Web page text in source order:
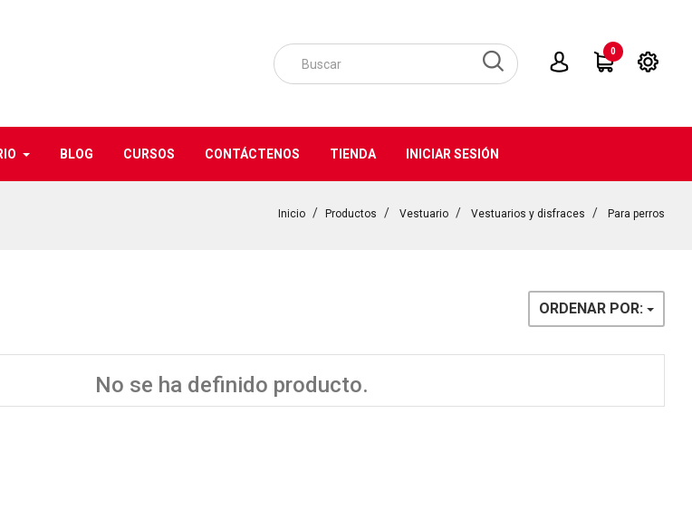
0
BLOG CURSOS CONTÁCTENOS TIENDA INICIAR SESIÓN
Inicio Productos Vestuario Vestuarios y disfraces Para perros
ORDENAR POR:
No se ha definido producto.